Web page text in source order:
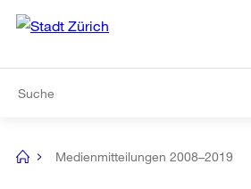
Navigation
[no
Medienmitteilungen 2008–2019